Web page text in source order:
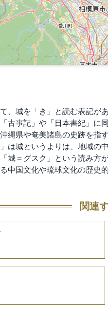
、城を「き」と読む表記が
古事記」や「日本書紀」に
縄県や奄美諸島の史跡を指
は城というよりは、地域の
城＝グスク」という読み方
中国文化や琉球文化の歴史
関連